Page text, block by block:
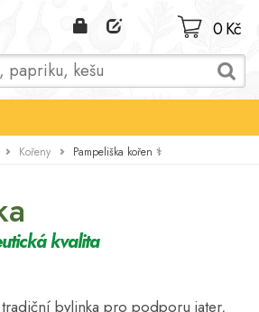
0 Kč
Kořeny Pampeliška kořen ⚕
kvalita
bylinka pro podporu jater,